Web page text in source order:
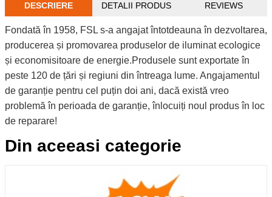
DESCRIERE DETALII PRODUS REVIEWS
Fondată în 1958, FSL s-a angajat întotdeauna în dezvoltarea,
producerea și promovarea produselor de iluminat ecologice
și economisitoare de energie.Produsele sunt exportate în
peste 120 de țări și regiuni din întreaga lume. Angajamentul
de garanție pentru cel puțin doi ani, dacă există vreo
problemă în perioada de garanție, înlocuiți noul produs în loc
de reparare!
Din aceeasi categorie